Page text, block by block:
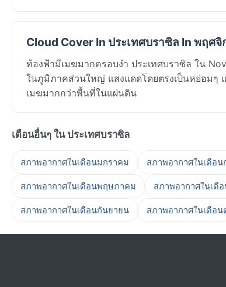
Cloud Cover In ประเทศบราซิล In พฤศ
ท้องฟ้ามีเมฆมากครอบงำ ประเทศบราซิล ใน
ในภูมิภาคส่วนใหญ่ แสงแดดโดยตรงเป็นหย่อมๆ
เมฆมากกว่าพื้นที่ในแผ่นดิน
เดือนอื่นๆ ใน ประเทศบราซิล
สภาพอากาศในเดือนมกราคม สภาพอากาศในเดือ
สภาพอากาศในเดือนพฤษภาคม สภาพอากาศในเดื
สภาพอากาศในเดือนกันยายน สภาพอากาศในเดือ